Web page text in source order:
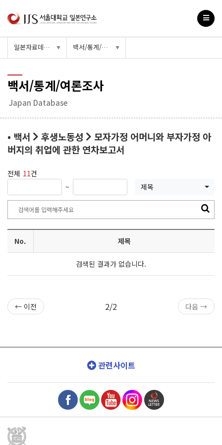
일본자료데이터베이스 ▼ 백서/통계/여론조사 ▼
백서/통계/여론조사
Japan Database
• 백서 후생노동성
모자가정 어머니와 부자가정 아
버지의 취업에 관한 연차보고서
전체 11건
~
제목
No. 제목
검색된 결과가 없습니다.
← 이전 2/2 다음 →
관련사이트